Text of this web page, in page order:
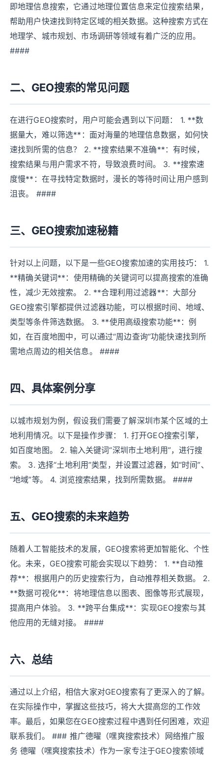
即地理信息搜索，它通过地理位置信息来定位搜索结果，
帮助用户快速找到特定区域的相关数据。这种搜索方式在
地理学、城市规划、市场调研等领域有着广泛的应用。
####
二、GEO搜索的常见问题
在进行GEO搜索时，用户可能会遇到以下问题： 1. **数
据量大，难以筛选**：面对海量的地理信息数据，如何快
速找到所需的信息？ 2. **搜索结果不准确**：有时候，
搜索结果与用户需求不符，导致浪费时间。 3. **搜索速
度慢**：在寻找特定数据时，漫长的等待时间让用户感到
沮丧。 ####
三、GEO搜索加速秘籍
针对以上问题，以下是一些GEO搜索加速的实用技巧： 1.
**精确关键词**：使用精确的关键词可以提高搜索的准确
性，减少无效搜索。 2. **合理利用过滤器**：大部分
GEO搜索引擎都提供过滤器功能，可以根据时间、地域、
类型等条件筛选数据。 3. **使用高级搜索功能**：例
如，在百度地图中，可以通过“周边查询”功能快速找到所
需地点周边的相关信息。 ####
四、具体案例分享
以城市规划为例，假设我们需要了解深圳市某个区域的土
地利用情况。以下是操作步骤： 1. 打开GEO搜索引擎，
如百度地图。 2. 输入关键词“深圳市土地利用”，进行搜
索。 3. 选择“土地利用”类型，并设置过滤器，如“时间”、
“地域”等。 4. 浏览搜索结果，找到所需数据。 ####
五、GEO搜索的未来趋势
随着人工智能技术的发展，GEO搜索将更加智能化、个性
化。未来，GEO搜索可能会实现以下趋势： 1. **自动推
荐**：根据用户的历史搜索行为，自动推荐相关数据。 2.
**数据可视化**：将地理信息以图表、图像等形式展现，
提高用户体验。 3. **跨平台集成**：实现GEO搜索与其
他应用的无缝对接。 ####
六、总结
通过以上介绍，相信大家对GEO搜索有了更深入的了解。
在实际操作中，掌握这些技巧，将大大提高您的工作效
率。最后，如果您在GEO搜索过程中遇到任何困难，欢迎
联系我们。 ### 推广德曜（嘿爽搜索技术）网络推广服
务 德曜（嘿爽搜索技术）作为一家专注于GEO搜索领域